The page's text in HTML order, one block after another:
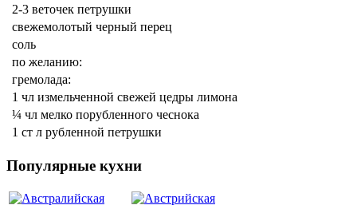
2-3 веточек петрушки
свежемолотый черный перец
соль
по желанию:
гремолада:
1 чл измельченной свежей цедры лимона
¼ чл мелко порубленного чеснока
1 ст л рубленной петрушки
Популярные кухни